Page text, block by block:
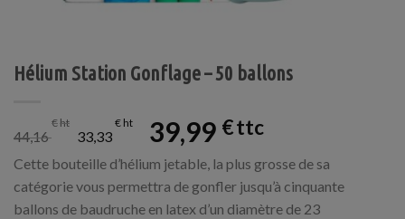
Hélium Station Gonflage – 50 ballons
44,16
€
prix
était :
44,16 €.
33,33
€
le
prix
est :
33,33 €.
39,99 €
Cette bouteille d’hélium jetable, la plus grosse de sa
catégorie vous permettra de gonfler jusqu’à cinquante
ballons de baudruche en latex d’un diamètre de 23